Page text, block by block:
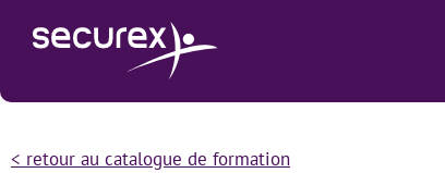
< retour au catalogue de formation